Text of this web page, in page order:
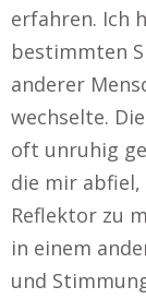
erfahren. Ich
bestimmten
anderer
wechselte.
oft unruhig
die mir abfiel,
Reflektor zu
in einem
und